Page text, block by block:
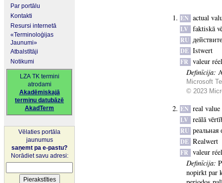
Par portālu
Kontakti
Resursi internetā
«Terminoloģijas
Jaunumi»
Atbalstītāji
Notikumi
LZA TK termini
atrodami
Akadēmiskajā
terminu datubāzē
AkadTerm
Vēlaties portāla
jaunumus
saņemt pa e-pastu?
Norādiet savu adresi:
EN actual
LV faktiskā
RU
DE Istwert
FR valeur
Definīcija:
Microsoft
© 2023
EN real value
LV reālā
RU реальная
DE Realwert
FR valeur
Definīcija:
nopirkt par